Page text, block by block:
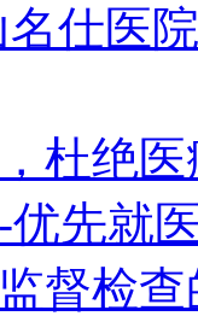
仕医
杜绝
优先就
督检